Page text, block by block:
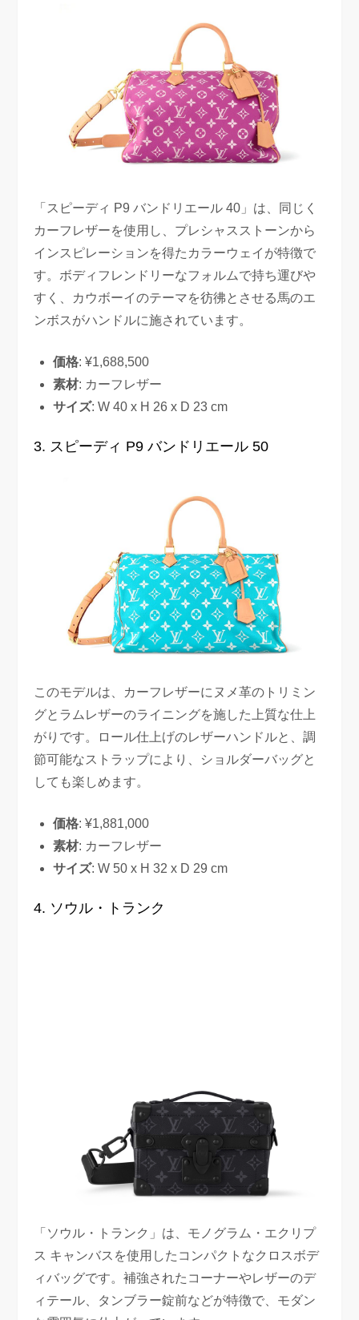
「スピーディ P9 バンドリエール 40」は、同じく
カーフレザーを使用し、プレシャスストーンから
インスピレーションを得たカラーウェイが特徴で
す。ボディフレンドリーなフォルムで持ち運びや
すく、カウボーイのテーマを彷彿とさせる馬のエ
ンボスがハンドルに施されています。
価格: ¥1,688,500
素材: カーフレザー
サイズ: W 40 x H 26 x D 23 cm
3. スピーディ P9 バンドリエール 50
このモデルは、カーフレザーにヌメ革のトリミン
グとラムレザーのライニングを施した上質な仕上
がりです。ロール仕上げのレザーハンドルと、調
節可能なストラップにより、ショルダーバッグと
しても楽しめます。
価格: ¥1,881,000
素材: カーフレザー
サイズ: W 50 x H 32 x D 29 cm
4. ソウル・トランク
「ソウル・トランク」は、モノグラム・エクリプ
ス キャンバスを使用したコンパクトなクロスボデ
ィバッグです。補強されたコーナーやレザーのデ
ィテール、タンブラー錠前などが特徴で、モダン